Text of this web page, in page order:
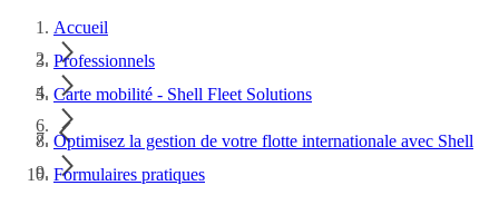
Accueil
Professionnels
Carte mobilité - Shell Fleet Solutions
Optimisez la gestion de votre flotte internationale avec Shell
Formulaires pratiques